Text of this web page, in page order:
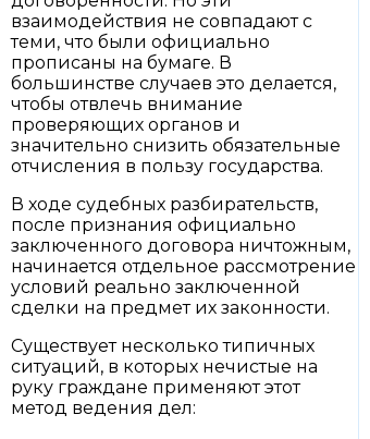
взаимодействия не совпадают с
теми, что были официально
прописаны на бумаге. В
большинстве случаев это делается,
чтобы отвлечь внимание
проверяющих органов и
значительно снизить обязательные
отчисления в пользу государства.
В ходе судебных разбирательств,
после признания официально
заключенного договора ничтожным,
начинается отдельное рассмотрение
условий реально заключенной
сделки на предмет их законности.
Существует несколько типичных
ситуаций, в которых нечистые на
руку граждане применяют этот
метод ведения дел: